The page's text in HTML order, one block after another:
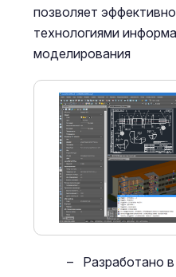
позволяет
технологиями
моделирования
Разработано